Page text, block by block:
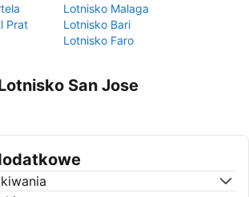
Lotnisko Malaga
Prat
Lotnisko Bari
Lotnisko Faro
San Jose